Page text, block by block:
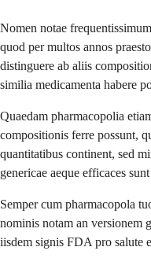
Nomen notae
quod per multos annos
distinguere ab aliis
similia medicamenta habere
Quaedam pharmacopolia
compositionis ferre possunt,
quantitatibus continent, sed
genericae aeque efficaces
Semper cum pharmacopola
nominis notam an versionem
iisdem signis FDA pro salute